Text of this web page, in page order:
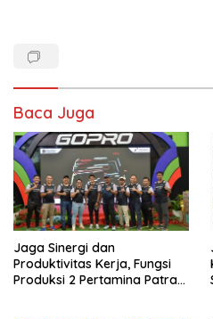
Baca Juga
Jaga Sinergi dan
Produktivitas Kerja, Fungsi
Produksi 2 Pertamina Patra